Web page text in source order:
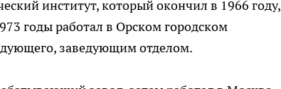
институт, который окончил в 1966 году,
годы работал в Орском городском
заведующим отделом.